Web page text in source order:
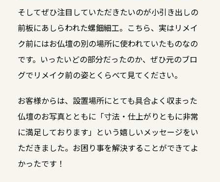
そしてぜひ注目していただきたいのが小引き出しの
前板にあしらわれた螺鈿細工。こちら、実はリメイ
ク前にはお仏壇の別の場所に使われていたものなの
です。いったいどの部分だったのか、ぜひ元のブロ
グでリメイク前の姿とくらべて見てください。
お客様からは、設置場所にとても具合よく収まった
仏壇のお写真とともに「寸法・仕上がりともに非常
に満足しております」という嬉しいメッセージをい
ただきました。お困り事を解決することができてよ
かったです！